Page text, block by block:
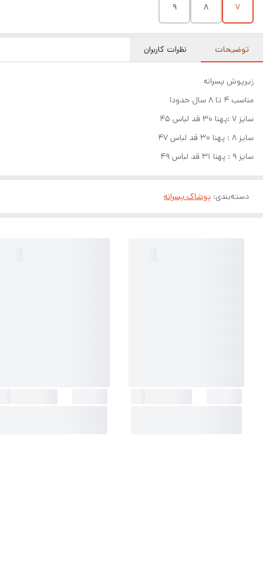
7
8
9
توضیحات نظرات کاربران
زیرپوش پسرانه
مناسب ۴ تا ۸ سال حدودا
سایز ۷ :پهنا ۳۰ قد لباس ۴۵
سایز ۸ : پهنا ۳۰ قد لباس ۴۷
سایز ۹ : پهنا ۳۱ قد لباس ۴۹
دسته‌بندی: پوشاک پسرانه